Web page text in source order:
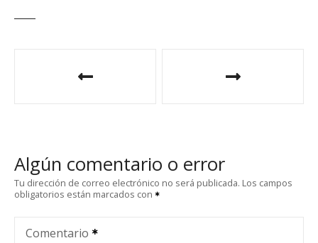
g
a
Algún comentario o error
Tu dirección de correo electrónico no será publicada. Los campos
obligatorios están marcados con
Comentario